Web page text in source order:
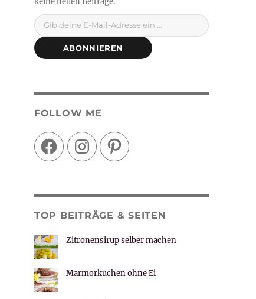
Gib deine E-Mail-Adresse ein ...
ABONNIEREN
FOLLOW ME
FacebookInstagramPinterest
TOP BEITRÄGE & SEITEN
Zitronensirup selber machen
Marmorkuchen ohne Ei